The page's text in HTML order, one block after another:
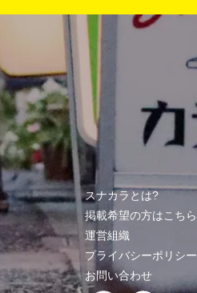
スナカラとは?
掲載希望の方はこちら
運営組織
プライバシーポリシー
お問い合わせ